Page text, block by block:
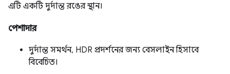
এটি একটি দুর্দান্ত রঙের স্থান।
পেশাদার
দুর্দান্ত সমর্থন, HDR প্রদর্শনের জন্য বেসলাইন হিসাবে
বিবেচিত।